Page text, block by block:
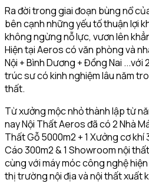
Ra đời trong giai đoạn bùng nổ
bên cạnh những yếu tố thuận lợi
không ngừng nỗ lực, vươn lên
Hiện tại Aeros có văn phòng và
Nội + Bình Dương + Đồng Nai ...với
trúc sư có kinh nghiệm lâu năm
thất.
Từ xưởng mộc nhỏ thành lập từ
nay Nội Thất Aeros đã có 2 Nhà
Thất Gỗ 5000m2 + 1 Xưởng cơ khí
Cáo 300m2 & 1 Showroom nội
cùng với máy móc công nghệ
thị trường nội địa và nội thất xuất